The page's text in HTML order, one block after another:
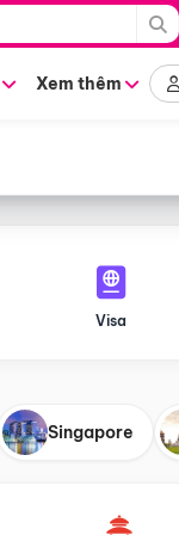
Xem thêm
Visa
Singapore